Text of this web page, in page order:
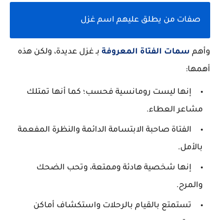
صفات من يطلق عليهم اسم غزل
وأهم سمات الفتاة المعروفة بـ غزل عديدة، ولكن هذه
أهمها:
إنها ليست رومانسية فحسب؛ كما أنها تمتلك
مشاعر العطاء.
الفتاة صاحبة الابتسامة الدائمة والنظرة المفعمة
بالأمل.
إنها شخصية هادئة وممتعة، وتحب الضحك
والمرح.
تستمتع بالقيام بالرحلات واستكشاف أماكن